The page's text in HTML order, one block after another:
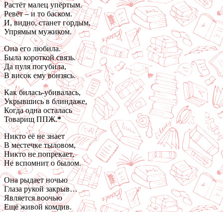
Растёт малец упёртым.
Ревёт – и то баском.
И, видно, станет гордым,
Упрямым мужиком.
Она его любила.
Была короткой связь.
Да пуля погубила,
В висок ему вонзясь.
Как билась-убивалась,
Укрывшись в блиндаже,
Когда одна осталась
Товарищ ППЖ.*
Никто её не знает
В местечке тыловом,
Никто не попрекает,
Не вспомнит о былом.
Она рыдает ночью
Глаза рукой закрыв…
Является воочью
Ещё живой комдив.